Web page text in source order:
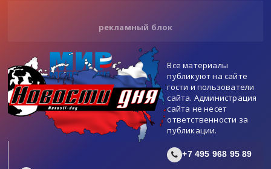
рекламный блок
Все материалы
публикуют на сайте
гости и пользователи
сайта. Администрация
сайта не несет
ответственности за
публикации.
+7 495 968 95 89